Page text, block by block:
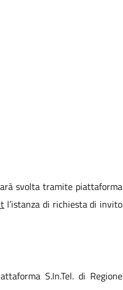
svolta tramite piattaforma
l’istanza di richiesta di invito
S.In.Tel. di Regione